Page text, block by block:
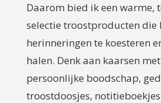
Daarom bied ik een warme,
selectie troostproducten die
herinneringen te koesteren
halen. Denk aan kaarsen
persoonlijke boodschap,
troostdoosjes,